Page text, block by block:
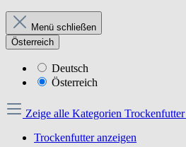
Menü schließen
Österreich
Deutsch
Österreich
Zeige alle Kategorien Trockenfutter
Trockenfutter anzeigen